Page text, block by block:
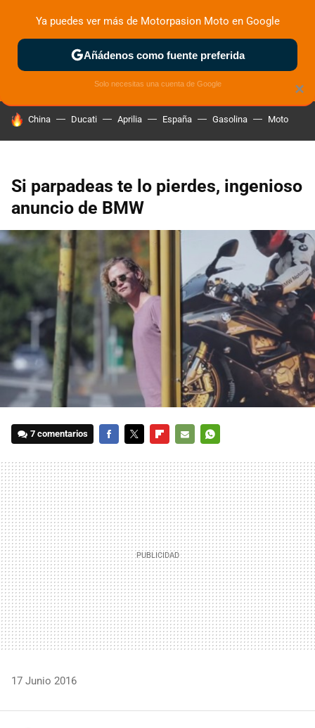
ZONA DE PRUEBAS DEPORTIVAS MOTOS ELÉCTRICAS
HOY SE HABLA DE
China Ducati Aprilia España Gasolina Moto
Si parpadeas te lo pierdes, ingenioso
anuncio de BMW
7 comentarios
MAIL
17 Junio 2016
×
Ya puedes ver más de Motorpasion Moto en Google
Añádenos como fuente preferida
Solo necesitas una cuenta de Google